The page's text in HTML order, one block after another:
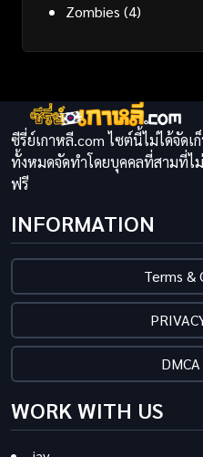
Zombies (4)
ซีรี่ย์เกาหลี.com ไซต์นี้ไม่ได้จัด
ทั้งหมดจัดทำโดยบุคคลที่สามที่ไ
ฟรี
INFORMATION
Terms &
WORK WITH US